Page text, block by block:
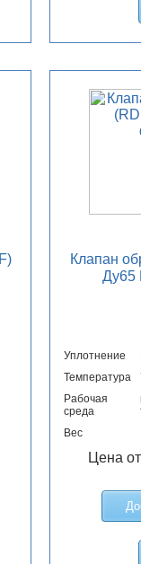
Клапан
Ду65
Уплотнение
Температура
Рабочая
среда
Вес
Цена